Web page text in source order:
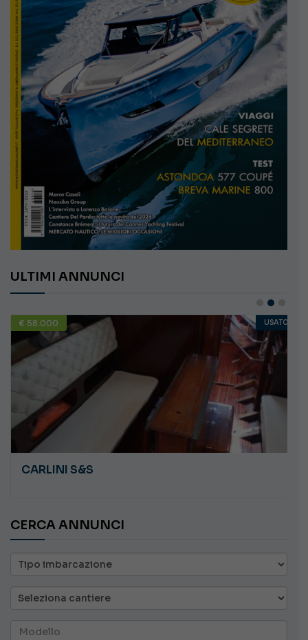
ULTIMI ANNUNCI
€ 58.000 USATO
CARLINI S&S
CERCA ANNUNCI